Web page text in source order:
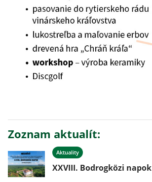
Zoznam aktualít:
Aktuality
XXVIII. Bodrogközi napok